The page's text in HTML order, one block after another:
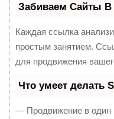
Забиваем Сайты
Каждая ссылка
простым занятием.
для продвижения
Что умеет делать
— Продвижение в один